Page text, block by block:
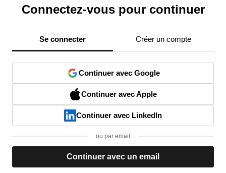
Connectez-vous pour continuer
Se connecter Créer un compte
Continuer avec Google
Continuer avec Apple
Continuer avec LinkedIn
ou par email
Continuer avec un email